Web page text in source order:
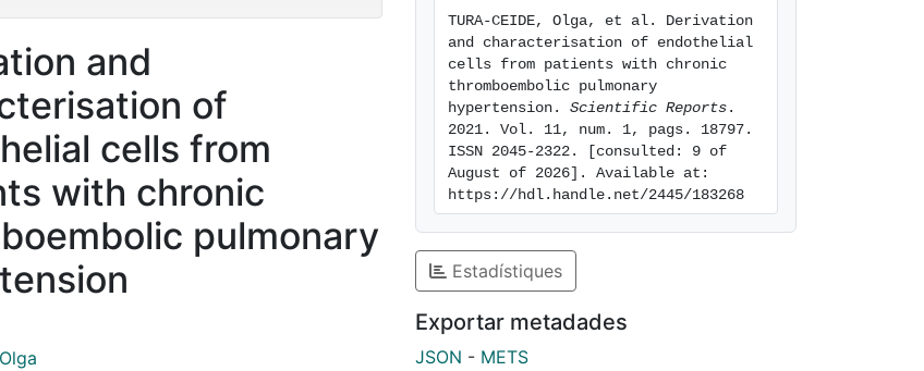
and
of
cells from
with chronic
pulmonary
TURA-CEIDE, Olga, et al. Derivation
and characterisation of endothelial
cells from patients with chronic
thromboembolic pulmonary
hypertension. Scientific Reports .
2021. Vol. 11, num. 1, pags. 18797.
ISSN 2045-2322. [consulted: 9 of
August of 2026]. Available at:
https://hdl.handle.net/2445/183268
Estadístiques
Exportar metadades
JSON - METS